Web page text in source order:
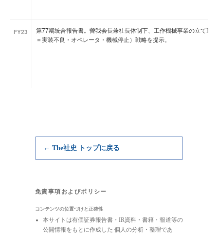
FY23
第77期統合報告書。曽我会長兼社長体制下、工作機械事業の立て直
＝実装不良・オペレータ・機械停止）戦略を提示。
← The社史 トップに戻る
免責事項およびポリシー
コンテンツの位置づけと正確性
本サイトは有価証券報告書・IR資料・書籍・報道等の
公開情報をもとに作成した 個人の分析・整理であ